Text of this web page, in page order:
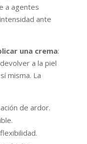
a agentes
ante
una crema:
a la piel
misma. La
de ardor.